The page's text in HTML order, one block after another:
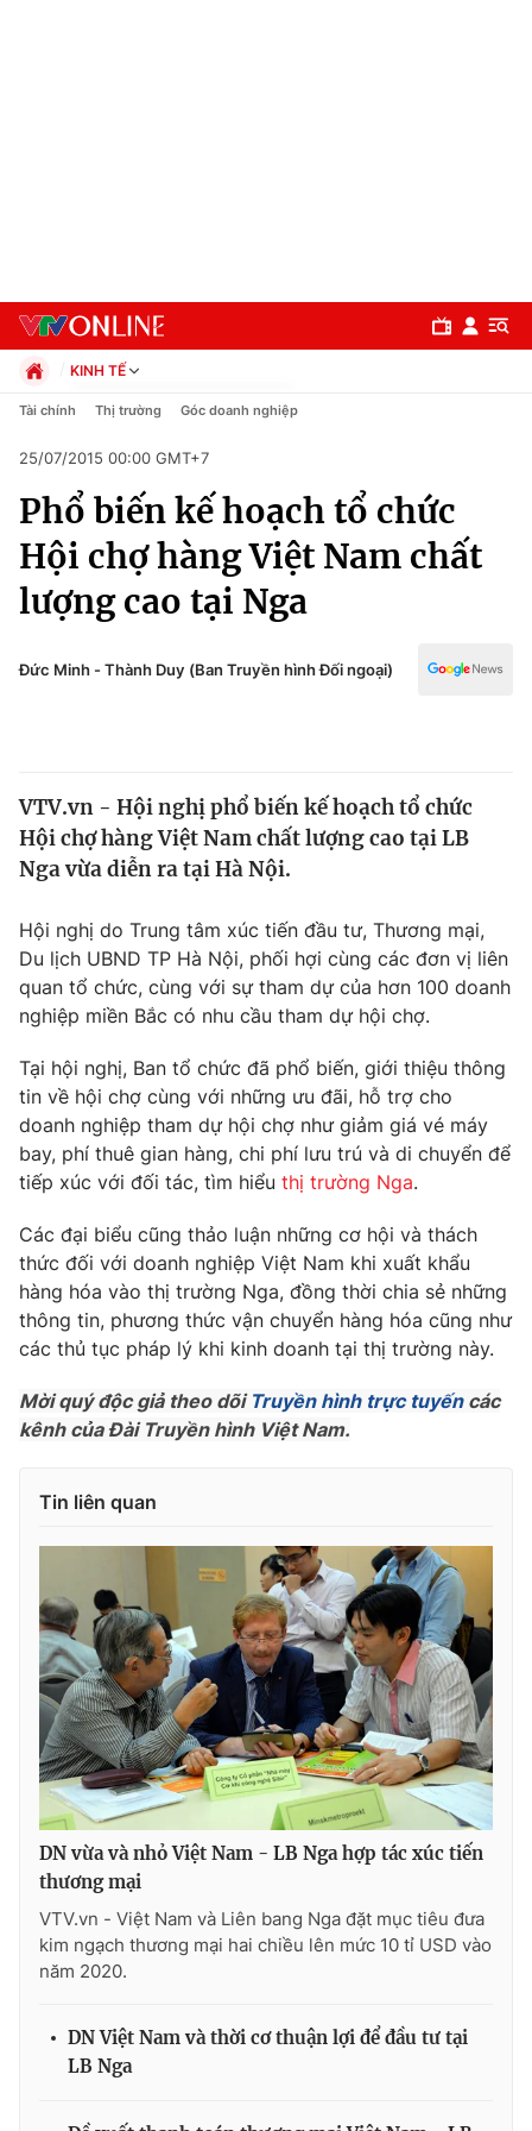
Chuyên mục
Chính trị
Xã hội
Pháp luật
Thế giới
Tin tức
Câu chuyện quốc tế
Kinh tế
Tài chính
Thị trường
Góc doanh nghiệp
Dữ liệu và đời sống
Truyền hình
Phim VTV
Hậu trường
Nhân vật
Giải sao mai
Giải trí
Điện ảnh
Âm nhạc
Sao
Đời sống
Làm đẹp
Chất lượng cuộc sống
Giáo dục
Tuyển sinh
Học trực tuyến
Công nghệ
Hitech Công nghệ tương lai
Sản phẩm
Thị trường
Tư vấn
Giao lưu trực tuyến
Lịch phát sóng
Podcast
Photo Infographic
Video Shorts video
VTV Money VTV Thể thao
VTV Sức khoẻ Bất động sản
Thị trường 24h Tấm lòng Việt
VTV4
VTV9 VTV8
Liên hệ tòa soạn
KINH TẾ
Chính trị
Pháp luật
Kinh tế
Thể thao
Truyền hình
Văn hóa - Giải trí
Y tế
Tài chính Thị trường Góc doanh nghiệp
25/07/2015 00:00 GMT+7
Phổ biến kế hoạch tổ chức
Hội chợ hàng Việt Nam chất
lượng cao tại Nga
Đức Minh - Thành Duy (Ban Truyền hình Đối ngoại)
VTV.vn - Hội nghị phổ biến kế hoạch tổ chức
Hội chợ hàng Việt Nam chất lượng cao tại LB
Nga vừa diễn ra tại Hà Nội.
Hội nghị do Trung tâm xúc tiến đầu tư, Thương mại,
Du lịch UBND TP Hà Nội, phối hợi cùng các đơn vị liên
quan tổ chức, cùng với sự tham dự của hơn 100 doanh
nghiệp miền Bắc có nhu cầu tham dự hội chợ.
Tại hội nghị, Ban tổ chức đã phổ biến, giới thiệu thông
tin về hội chợ cùng với những ưu đãi, hỗ trợ cho
doanh nghiệp tham dự hội chợ như giảm giá vé máy
bay, phí thuê gian hàng, chi phí lưu trú và di chuyển để
tiếp xúc với đối tác, tìm hiểu thị trường Nga.
Các đại biểu cũng thảo luận những cơ hội và thách
thức đối với doanh nghiệp Việt Nam khi xuất khẩu
hàng hóa vào thị trường Nga, đồng thời chia sẻ những
thông tin, phương thức vận chuyển hàng hóa cũng như
các thủ tục pháp lý khi kinh doanh tại thị trường này.
Mời quý độc giả theo dõi Truyền hình trực tuyếncác
kênh của Đài Truyền hình Việt Nam.
Tin liên quan
DN vừa và nhỏ Việt Nam - LB Nga hợp tác xúc tiến
thương mại
VTV.vn - Việt Nam và Liên bang Nga đặt mục tiêu đưa
kim ngạch thương mại hai chiều lên mức 10 tỉ USD vào
năm 2020.
DN Việt Nam và thời cơ thuận lợi để đầu tư tại
LB Nga